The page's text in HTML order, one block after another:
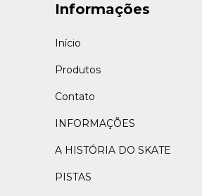
Informações
Início
Produtos
Contato
INFORMAÇÕES
A HISTÓRIA DO SKATE
PISTAS